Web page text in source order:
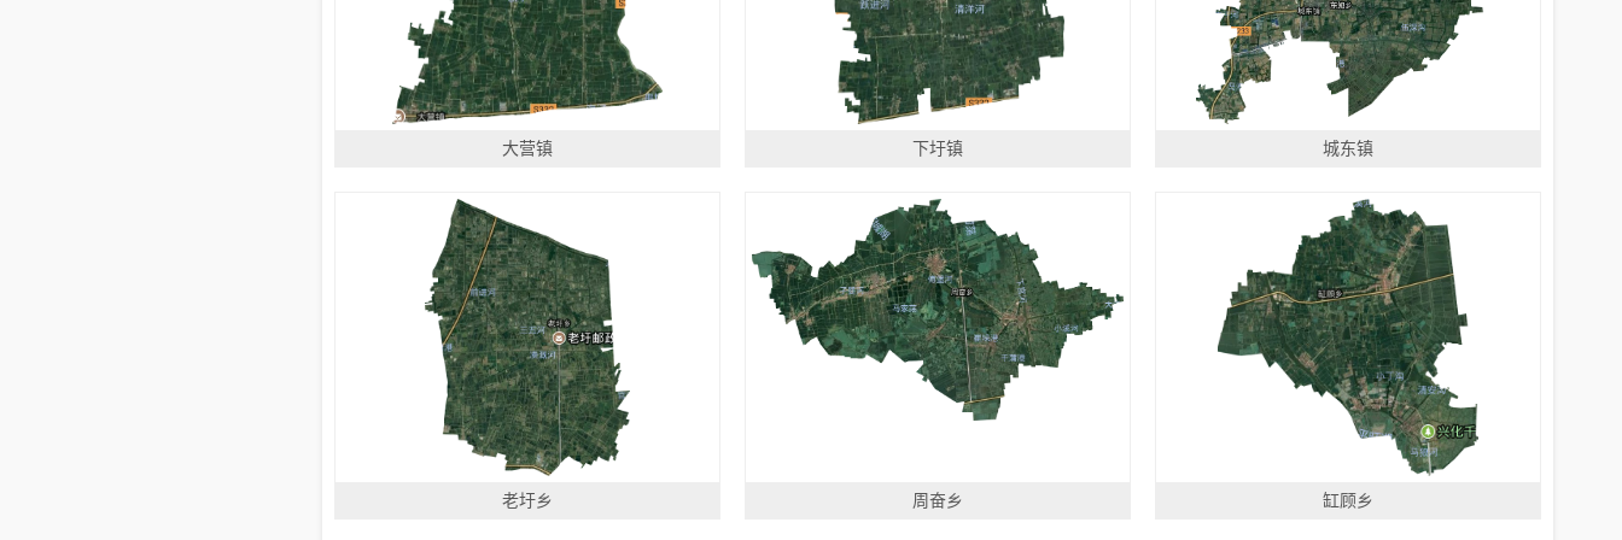
大营镇 下圩镇 城东镇
老圩乡 周奋乡 缸顾乡